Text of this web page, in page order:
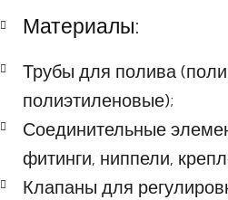
Материалы:
Трубы для полива
полиэтиленовые);
Соединительные
фитинги, ниппели,
Клапаны для